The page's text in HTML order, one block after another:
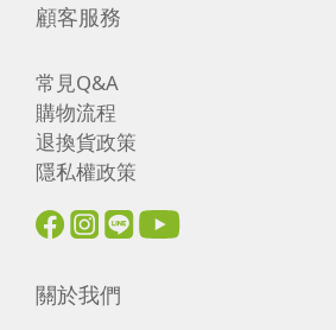
顧客服務
常見Q&A
購物流程
退換貨政策
隱私權政策
關於我們